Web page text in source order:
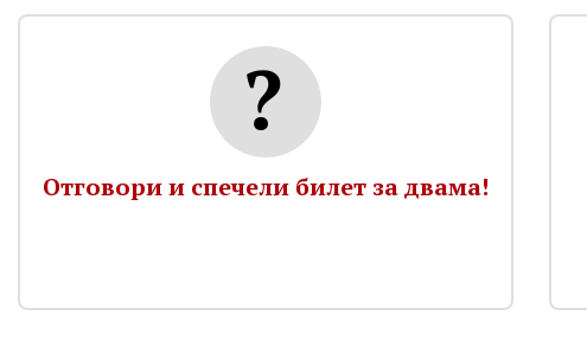
Отговори и спечели билет за двама!